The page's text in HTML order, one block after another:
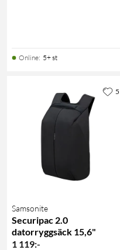
Online: 5+ st
Samsonite
Securipac 2.0
datorryggsäck 15,6"
1 119:-
5